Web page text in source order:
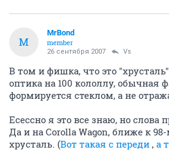
M
MrBond
member
26 сентября 2007 Vs
В том и фишка, что это
оптика на 100 кололлу, обычная
формируется стеклом, а не
Есессно я это все знаю, но слова
Да и на Corolla Wagon, ближе к
хрусталь. (Вот такая с переди , а